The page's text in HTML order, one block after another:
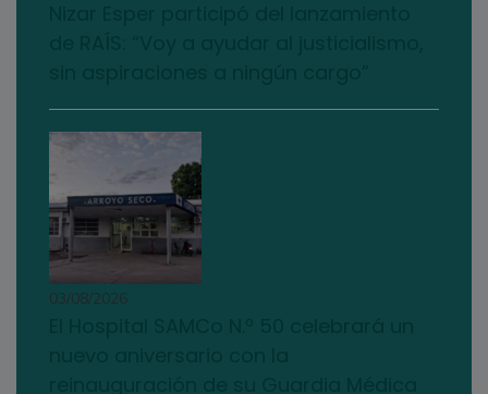
03/08/2026